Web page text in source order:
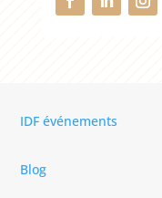
IDF événements
Blog